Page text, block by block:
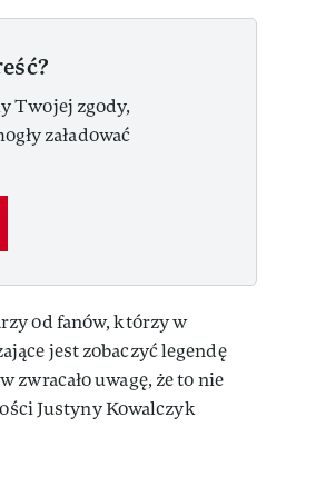
Twojej zgody,
załadować
od fanów, którzy w
jest zobaczyć legendę
uwagę, że to nie
Justyny Kowalczyk